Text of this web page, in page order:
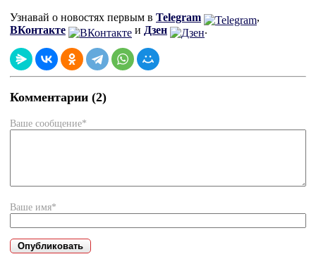
Узнавай о новостях первым в Telegram
,
ВКонтакте
и Дзен .
Комментарии (2)
Ваше сообщение*
Ваше имя*